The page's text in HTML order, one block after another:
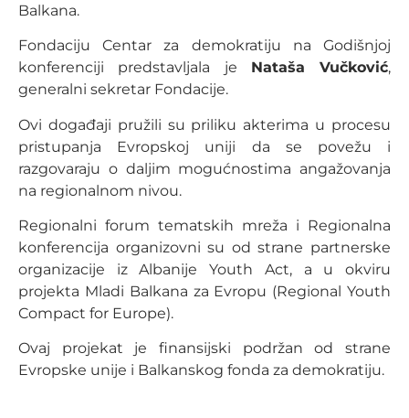
Balkana.
Fondaciju Centar za demokratiju na Godišnjoj
konferenciji predstavljala je Nataša Vučković,
generalni sekretar Fondacije.
Ovi događaji pružili su priliku akterima u procesu
pristupanja Evropskoj uniji da se povežu i
razgovaraju o daljim mogućnostima angažovanja
na regionalnom nivou.
Regionalni forum tematskih mreža i Regionalna
konferencija organizovni su od strane partnerske
organizacije iz Albanije Youth Act, a u okviru
projekta Mladi Balkana za Evropu (Regional Youth
Compact for Europe).
Ovaj projekat je finansijski podržan od strane
Evropske unije i Balkanskog fonda za demokratiju.